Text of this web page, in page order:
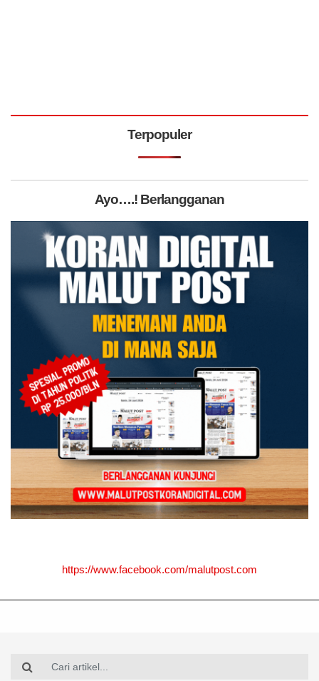
Terpopuler
Ayo….! Berlangganan
https://www.facebook.com/malutpost.com